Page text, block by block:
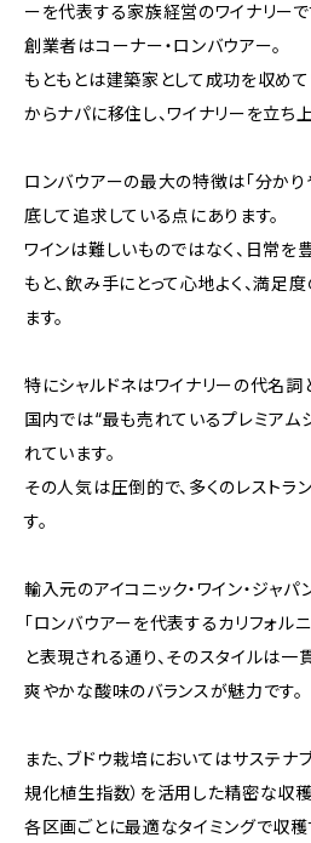
ーを代表する家族経営のワイナリーで
創業者はコーナー・ロンバウアー。
もともとは建築家として成功を収めて
からナパに移住し、ワイナリーを立ち
ロンバウアーの最大の特徴は「分かり
底して追求している点にあります。
ワインは難しいものではなく、日常を
もと、飲み手にとって心地よく、満足
ます。
特にシャルドネはワイナリーの代名詞
国内では“最も売れているプレミアム
れています。
その人気は圧倒的で、多くのレストラ
す。
輸入元のアイコニック・ワイン・ジャパ
「ロンバウアーを代表するカリフォル
と表現される通り、そのスタイルは一
爽やかな酸味のバランスが魅力です。
また、ブドウ栽培においてはサステナ
規化植生指数）を活用した精密な収
各区画ごとに最適なタイミングで収